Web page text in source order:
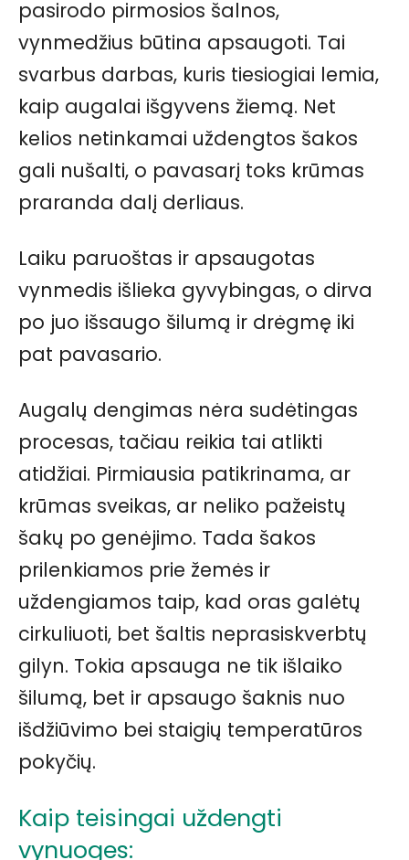
pasirodo pirmosios šalnos,
vynmedžius būtina apsaugoti. Tai
svarbus darbas, kuris tiesiogiai lemia,
kaip augalai išgyvens žiemą. Net
kelios netinkamai uždengtos šakos
gali nušalti, o pavasarį toks krūmas
praranda dalį derliaus.
Laiku paruoštas ir apsaugotas
vynmedis išlieka gyvybingas, o dirva
po juo išsaugo šilumą ir drėgmę iki
pat pavasario.
Augalų dengimas nėra sudėtingas
procesas, tačiau reikia tai atlikti
atidžiai. Pirmiausia patikrinama, ar
krūmas sveikas, ar neliko pažeistų
šakų po genėjimo. Tada šakos
prilenkiamos prie žemės ir
uždengiamos taip, kad oras galėtų
cirkuliuoti, bet šaltis neprasiskverbtų
gilyn. Tokia apsauga ne tik išlaiko
šilumą, bet ir apsaugo šaknis nuo
išdžiūvimo bei staigių temperatūros
pokyčių.
Kaip teisingai uždengti
vynuoges: